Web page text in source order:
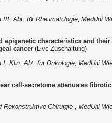
III, Abt. für Rheumatologie, MedUni
epigenetic characteristics and
cancer (Live-Zuschaltung)
I, Klin. Abt. für Onkologie, MedUni
cell-secretome attenuates
Rekonstruktive Chirurgie , MedUni